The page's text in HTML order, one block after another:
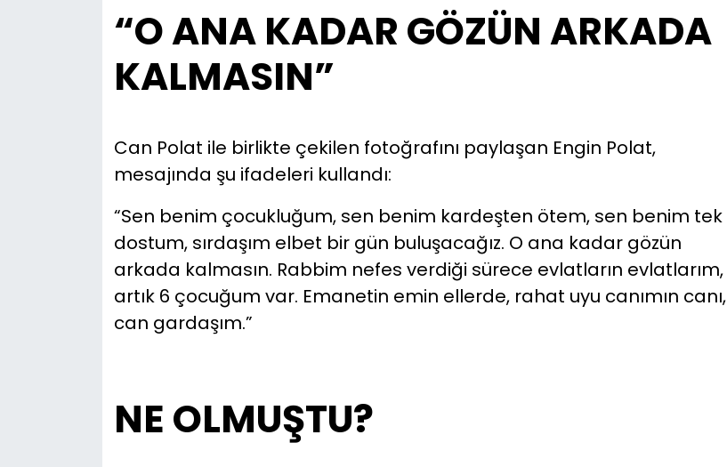
“O ANA KADAR GÖZÜN ARKADA
KALMASIN”
Can Polat ile birlikte çekilen fotoğrafını paylaşan Engin Polat,
mesajında şu ifadeleri kullandı:
“Sen benim çocukluğum, sen benim kardeşten ötem, sen benim tek
dostum, sırdaşım elbet bir gün buluşacağız. O ana kadar gözün
arkada kalmasın. Rabbim nefes verdiği sürece evlatların evlatlarım,
artık 6 çocuğum var. Emanetin emin ellerde, rahat uyu canımın canı,
can gardaşım.”
NE OLMUŞTU?